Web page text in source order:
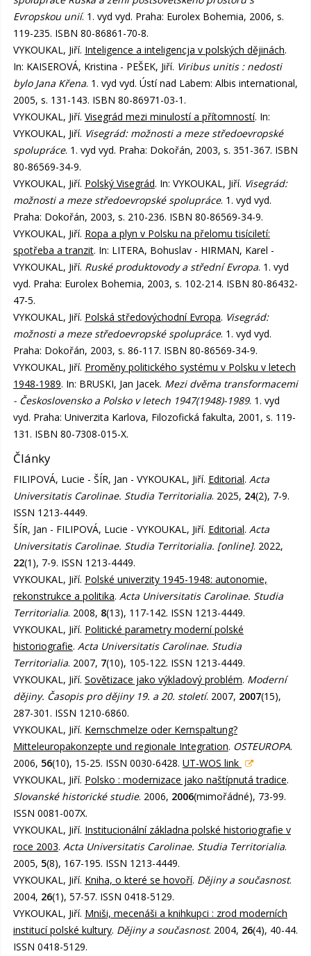
Evropskou unií. 1. vyd vyd. Praha: Eurolex Bohemia, 2006, s.
119-235. ISBN 80-86861-70-8.
VYKOUKAL, Jiří. Inteligence a inteligencja v polských dějinách.
In: KAISEROVÁ, Kristina - PEŠEK, Jiří. Viribus unitis : nedosti
bylo Jana Křena. 1. vyd vyd. Ústí nad Labem: Albis international,
2005, s. 131-143. ISBN 80-86971-03-1.
VYKOUKAL, Jiří. Visegrád mezi minulostí a přítomností. In:
VYKOUKAL, Jiří. Visegrád: možnosti a meze středoevropské
spolupráce. 1. vyd vyd. Praha: Dokořán, 2003, s. 351-367. ISBN
80-86569-34-9.
VYKOUKAL, Jiří. Polský Visegrád. In: VYKOUKAL, Jiří. Visegrád:
možnosti a meze středoevropské spolupráce. 1. vyd vyd.
Praha: Dokořán, 2003, s. 210-236. ISBN 80-86569-34-9.
VYKOUKAL, Jiří. Ropa a plyn v Polsku na přelomu tisíciletí:
spotřeba a tranzit. In: LITERA, Bohuslav - HIRMAN, Karel -
VYKOUKAL, Jiří. Ruské produktovody a střední Evropa. 1. vyd
vyd. Praha: Eurolex Bohemia, 2003, s. 102-214. ISBN 80-86432-
47-5.
VYKOUKAL, Jiří. Polská středovýchodní Evropa. Visegrád:
možnosti a meze středoevropské spolupráce. 1. vyd vyd.
Praha: Dokořán, 2003, s. 86-117. ISBN 80-86569-34-9.
VYKOUKAL, Jiří. Proměny politického systému v Polsku v letech
1948-1989. In: BRUSKI, Jan Jacek. Mezi dvěma transformacemi
- Československo a Polsko v letech 1947(1948)-1989. 1. vyd
vyd. Praha: Univerzita Karlova, Filozofická fakulta, 2001, s. 119-
131. ISBN 80-7308-015-X.
Články
FILIPOVÁ, Lucie - ŠÍR, Jan - VYKOUKAL, Jiří. Editorial. Acta
Universitatis Carolinae. Studia Territorialia. 2025, 24(2), 7-9.
ISSN 1213-4449.
ŠÍR, Jan - FILIPOVÁ, Lucie - VYKOUKAL, Jiří. Editorial. Acta
Universitatis Carolinae. Studia Territorialia. [online]. 2022,
22(1), 7-9. ISSN 1213-4449.
VYKOUKAL, Jiří. Polské univerzity 1945-1948: autonomie,
rekonstrukce a politika. Acta Universitatis Carolinae. Studia
Territorialia. 2008, 8(13), 117-142. ISSN 1213-4449.
VYKOUKAL, Jiří. Politické parametry moderní polské
historiografie. Acta Universitatis Carolinae. Studia
Territorialia. 2007, 7(10), 105-122. ISSN 1213-4449.
VYKOUKAL, Jiří. Sovětizace jako výkladový problém. Moderní
dějiny. Časopis pro dějiny 19. a 20. století. 2007, 2007(15),
287-301. ISSN 1210-6860.
VYKOUKAL, Jiří. Kernschmelze oder Kernspaltung?
Mitteleuropakonzepte und regionale Integration. OSTEUROPA.
2006, 56(10), 15-25. ISSN 0030-6428. UT-WOS link
VYKOUKAL, Jiří. Polsko : modernizace jako naštípnutá tradice.
Slovanské historické studie. 2006, 2006(mimořádné), 73-99.
ISSN 0081-007X.
VYKOUKAL, Jiří. Institucionální základna polské historiografie v
roce 2003. Acta Universitatis Carolinae. Studia Territorialia.
2005, 5(8), 167-195. ISSN 1213-4449.
VYKOUKAL, Jiří. Kniha, o které se hovoří. Dějiny a současnost.
2004, 26(1), 57-57. ISSN 0418-5129.
VYKOUKAL, Jiří. Mniši, mecenáši a knihkupci : zrod moderních
institucí polské kultury. Dějiny a současnost. 2004, 26(4), 40-44.
ISSN 0418-5129.